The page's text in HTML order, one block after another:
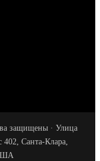
защищены · Улица
Санта-Клара,